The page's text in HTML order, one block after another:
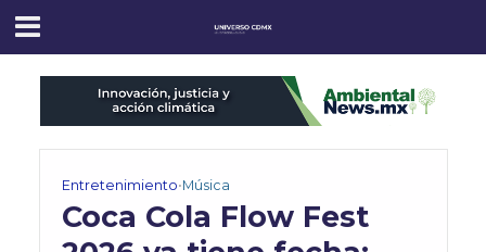
Entretenimiento•Música
Coca Cola Flow Fest